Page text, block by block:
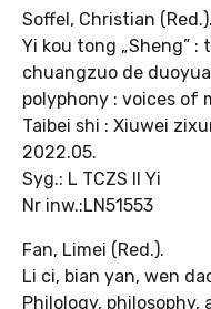
Soffel, Christian (Red.).
Yi kou tong „Sheng”
chuangzuo de
polyphony : voices of
Taibei shi : Xiuwei
2022.05.
Syg.: L TCZS II Yi
Nr inw.:LN51553
Fan, Limei (Red.).
Li ci, bian yan, wen
Philology,